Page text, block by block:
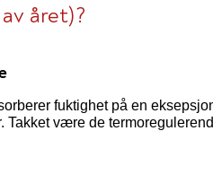
året)?
fuktighet på en
være de